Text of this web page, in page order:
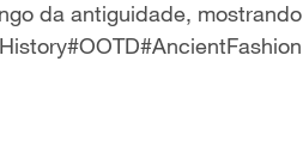
da antiguidade, mostrando